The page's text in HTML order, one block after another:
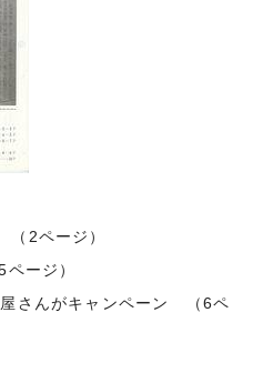
2ページ）
ージ）
さんがキャンペーン （6ペ